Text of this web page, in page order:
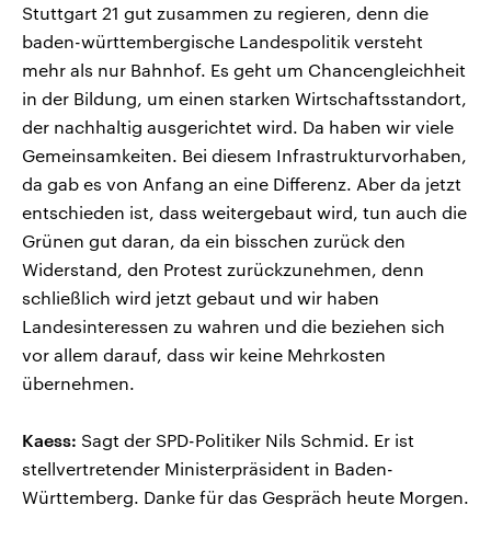
Stuttgart 21 gut zusammen zu regieren, denn die
baden-württembergische Landespolitik versteht
mehr als nur Bahnhof. Es geht um Chancengleichheit
in der Bildung, um einen starken Wirtschaftsstandort,
der nachhaltig ausgerichtet wird. Da haben wir viele
Gemeinsamkeiten. Bei diesem Infrastrukturvorhaben,
da gab es von Anfang an eine Differenz. Aber da jetzt
entschieden ist, dass weitergebaut wird, tun auch die
Grünen gut daran, da ein bisschen zurück den
Widerstand, den Protest zurückzunehmen, denn
schließlich wird jetzt gebaut und wir haben
Landesinteressen zu wahren und die beziehen sich
vor allem darauf, dass wir keine Mehrkosten
übernehmen.
Kaess: Sagt der SPD-Politiker Nils Schmid. Er ist
stellvertretender Ministerpräsident in Baden-
Württemberg. Danke für das Gespräch heute Morgen.